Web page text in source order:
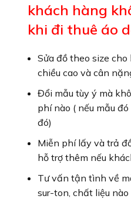
khách hàng
khi đi thuê áo
Sửa đồ theo size
chiều cao và cân
Đổi mẫu tùy ý mà
phí nào ( nếu mẫu
đó)
Miễn phí lấy và trả
hỗ trợ thêm nếu
Tư vấn tận tình về
sur-ton, chất liệu